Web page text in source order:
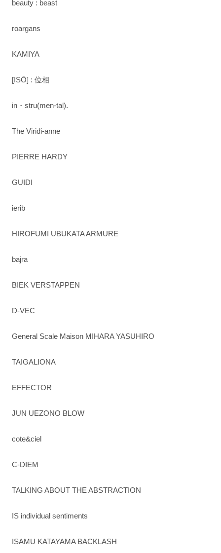
beauty : beast
roargans
KAMIYA
[ISŌ] : 位相
in・stru(men-tal).
The Viridi-anne
PIERRE HARDY
GUIDI
ierib
HIROFUMI UBUKATA ARMURE
bajra
BIEK VERSTAPPEN
D-VEC
General Scale Maison MIHARA YASUHIRO
TAIGALIONA
EFFECTOR
JUN UEZONO BLOW
cote&ciel
C-DIEM
TALKING ABOUT THE ABSTRACTION
IS individual sentiments
ISAMU KATAYAMA BACKLASH